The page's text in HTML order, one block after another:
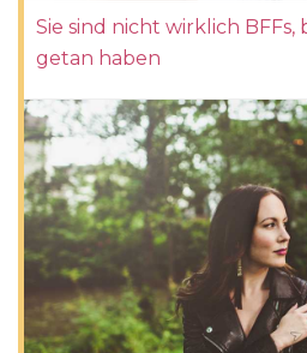
Sie sind nicht wirklich BFFs,
getan haben